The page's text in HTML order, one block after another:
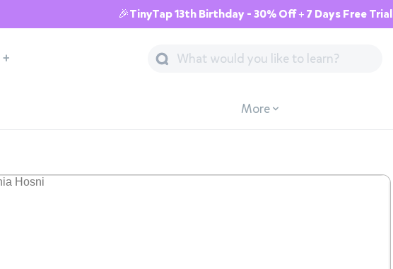
🎉TinyTap 13th Birthday - 30% Off + 7 Days Free Trial
+
More